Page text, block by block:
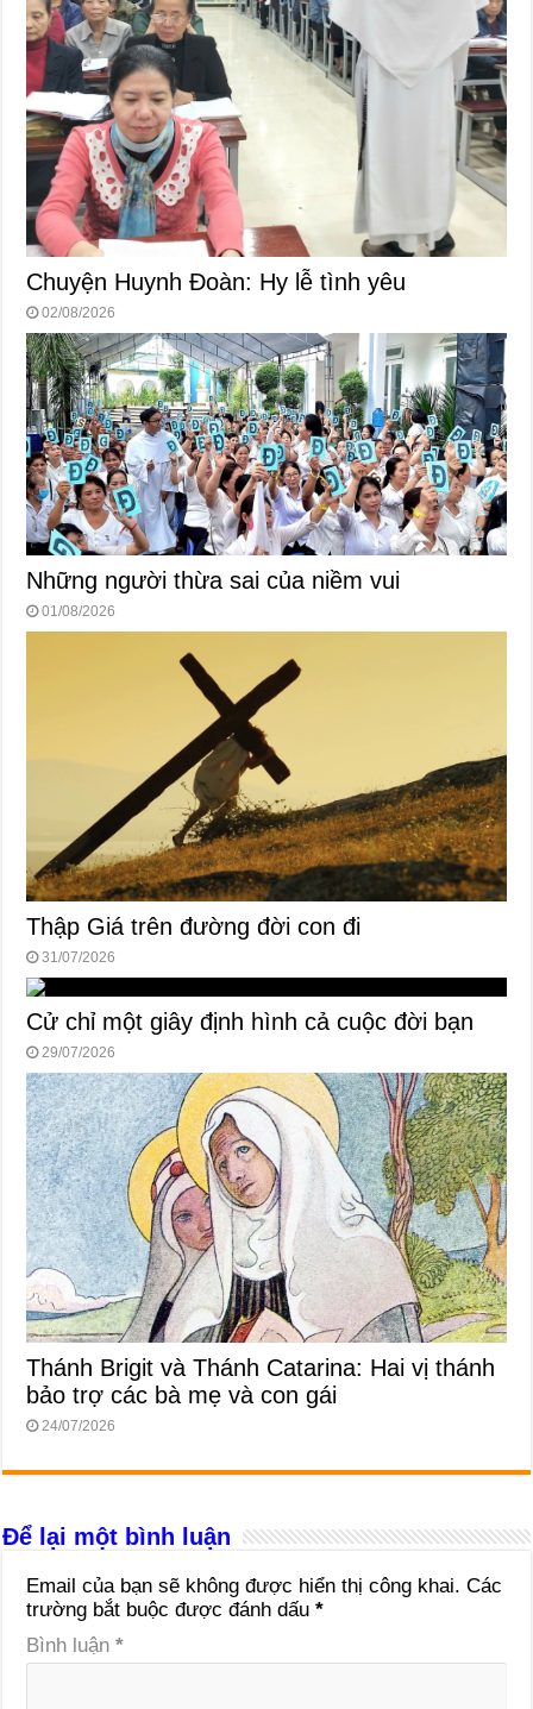
Chuyện Huynh Đoàn: Hy lễ tình yêu
02/08/2026
Những người thừa sai của niềm vui
01/08/2026
Thập Giá trên đường đời con đi
31/07/2026
Cử chỉ một giây định hình cả cuộc đời bạn
29/07/2026
Thánh Brigit và Thánh Catarina: Hai vị thánh
bảo trợ các bà mẹ và con gái
24/07/2026
Để lại một bình luận
Email của bạn sẽ không được hiển thị công khai. Các
trường bắt buộc được đánh dấu*
Bình luận*